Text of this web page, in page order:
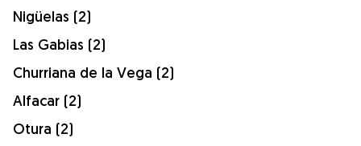
Nigüelas (2)
Las Gabias (2)
Churriana de la Vega (2)
Alfacar (2)
Otura (2)